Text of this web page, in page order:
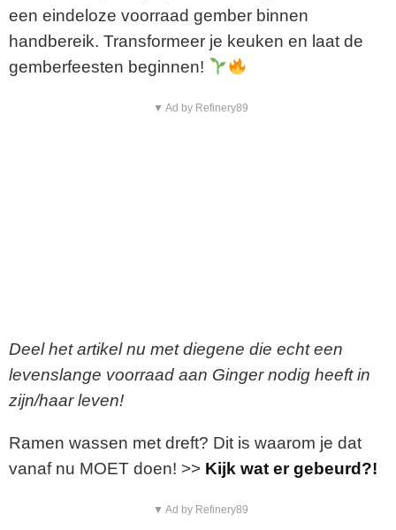
een eindeloze voorraad gember binnen
handbereik. Transformeer je keuken en laat de
gemberfeesten beginnen!
▼ Ad by Refinery89
Deel het artikel nu met diegene die echt een
levenslange voorraad aan Ginger nodig heeft in
zijn/haar leven!
Ramen wassen met dreft? Dit is waarom je dat
vanaf nu MOET doen! >> Kijk wat er gebeurd?!
▼ Ad by Refinery89